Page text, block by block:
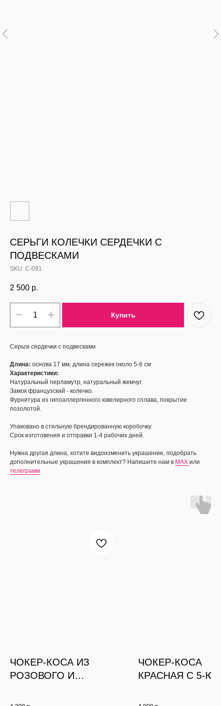
СЕРЬГИ КОЛЕЧКИ СЕРДЕЧКИ С
ПОДВЕСКАМИ
SKU: С-091
2 500 р.
Купить
Серьги сердечки с подвесками
Длина: основа 17 мм, длина сережек около 5-6 см
Характеристики:
Натуральный перламутр, натуральный жемчуг.
Замок французский - колечко.
Фурнитура из гипоаллергенного ювелирного сплава, покрытие
позолотой.
Упаковано в стильную брендированную коробочку.
Срок изготовения и отправки 1-4 рабочих дней.
Нужна другая длина, хотите видоизменить украшение, подобрать
дополнительные украшения в комплект? Напишите нам в MAX или
телеграмм
ЧОКЕР-КОСА ИЗ
РОЗОВОГО И
АЛМАЗНОГО СТЕКЛА
ЧОКЕР-КОСА
КРАСНАЯ С 5-Ю